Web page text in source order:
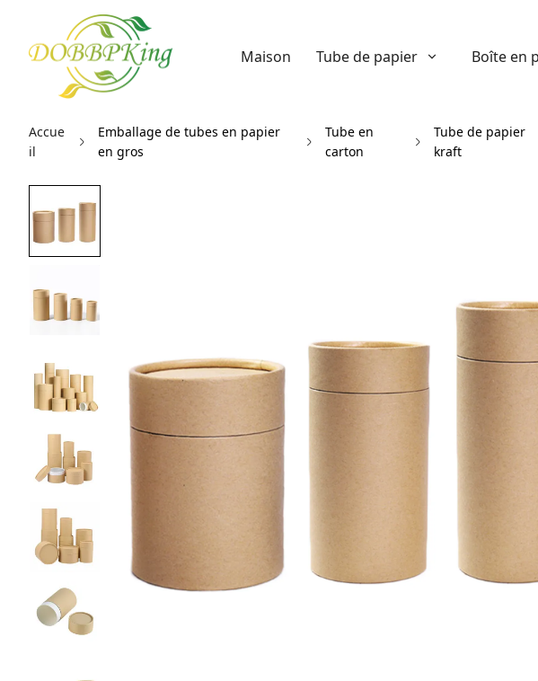
Maison Tube de papier Boîte en
Accue
il
Emballage de tubes en papier
en gros
Tube en
carton
Tube de papier
kraft